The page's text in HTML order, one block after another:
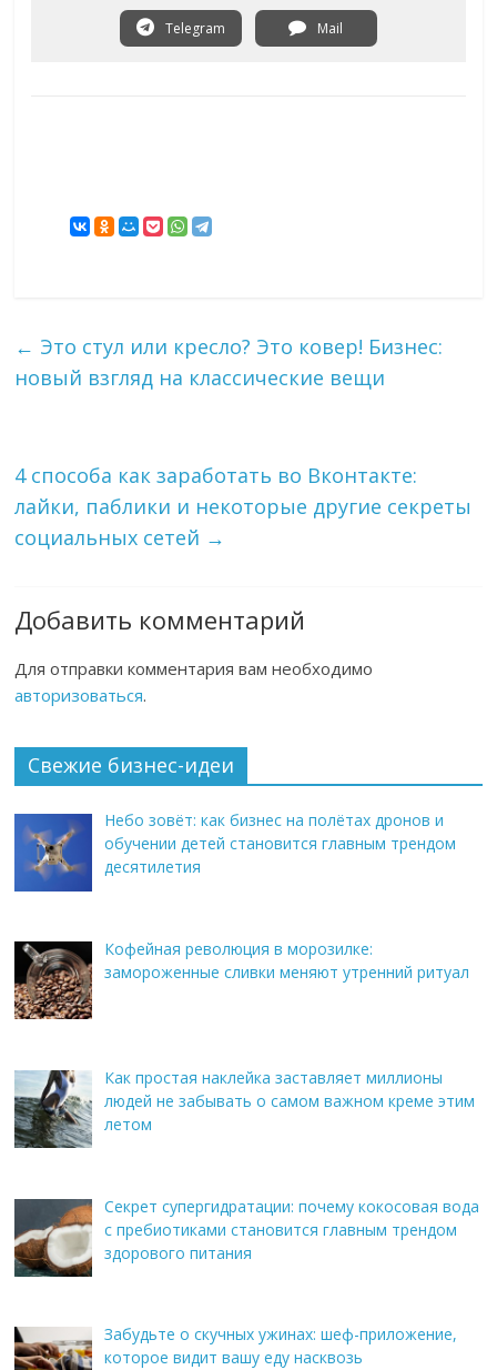
Telegram Mail
← Это стул или кресло? Это ковер! Бизнес:
новый взгляд на классические вещи
4 способа как заработать во Вконтакте:
лайки, паблики и некоторые другие секреты
социальных сетей →
Добавить комментарий
Для отправки комментария вам необходимо
авторизоваться.
Свежие бизнес-идеи
Небо зовёт: как бизнес на полётах дронов и
обучении детей становится главным трендом
десятилетия
Кофейная революция в морозилке:
замороженные сливки меняют утренний ритуал
Как простая наклейка заставляет миллионы
людей не забывать о самом важном креме этим
летом
Секрет супергидратации: почему кокосовая вода
с пребиотиками становится главным трендом
здорового питания
Забудьте о скучных ужинах: шеф-приложение,
которое видит вашу еду насквозь